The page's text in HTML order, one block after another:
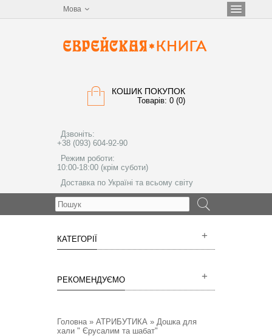
Мова
КОШИК ПОКУПОК
Товарів: 0 (0)
Дзвоніть:
+38 (093) 604-92-90
Режим роботи:
10:00-18:00 (крім суботи)
Доставка по Україні та всьому світу
КАТЕГОРІЇ
РЕКОМЕНДУЄМО
Головна» АТРИБУТИКА » Дошка для
хали " Єрусалим та шабат"